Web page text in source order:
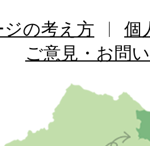
の考え方
個
ご意見・お問